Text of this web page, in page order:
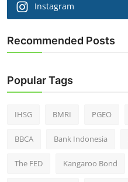
Instagram
Recommended Posts
Popular Tags
IHSG BMRI PGEO
BBCA Bank Indonesia
The FED Kangaroo Bond